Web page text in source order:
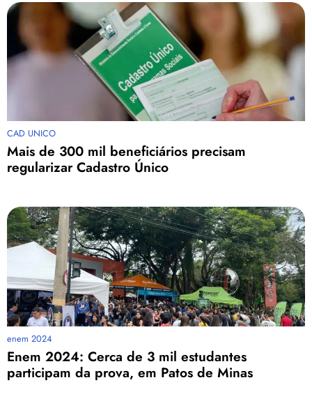
CAD UNICO
Mais de 300 mil beneficiários precisam
regularizar Cadastro Único
enem 2024
Enem 2024: Cerca de 3 mil estudantes
participam da prova, em Patos de Minas